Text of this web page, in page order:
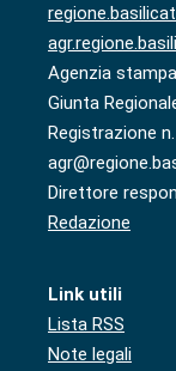
Agenzia
Giunta
Registrazione
Direttore
Redazione
Link utili
Lista RSS
Note legali